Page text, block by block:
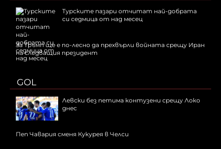
Турските пазари отчитат най-добрата
си седмица от над месец
За Тръмп ще е по-лесно да прехвърли войната срещу Иран
на следващия президент
GOL
Левски без петима контузени срещу Локо
днес
Пеп Чавария сменя Кукурея в Челси